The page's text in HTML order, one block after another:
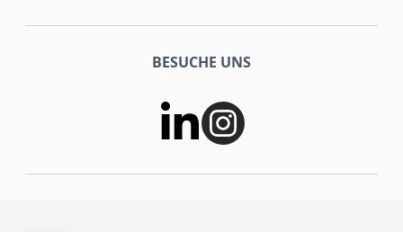
BESUCHE UNS